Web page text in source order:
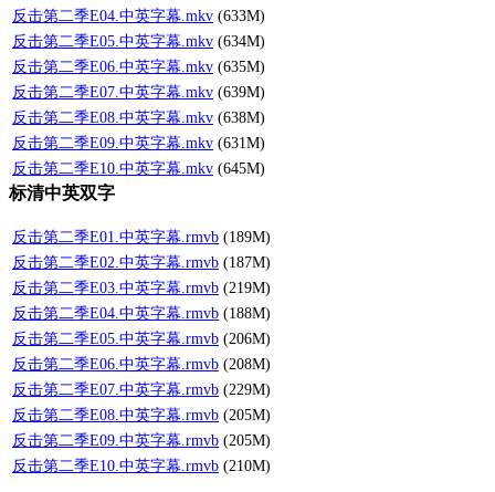
反击第二季E04.中英字幕.mkv (633M)
反击第二季E05.中英字幕.mkv (634M)
反击第二季E06.中英字幕.mkv (635M)
反击第二季E07.中英字幕.mkv (639M)
反击第二季E08.中英字幕.mkv (638M)
反击第二季E09.中英字幕.mkv (631M)
反击第二季E10.中英字幕.mkv (645M)
标清中英双字
反击第二季E01.中英字幕.rmvb (189M)
反击第二季E02.中英字幕.rmvb (187M)
反击第二季E03.中英字幕.rmvb (219M)
反击第二季E04.中英字幕.rmvb (188M)
反击第二季E05.中英字幕.rmvb (206M)
反击第二季E06.中英字幕.rmvb (208M)
反击第二季E07.中英字幕.rmvb (229M)
反击第二季E08.中英字幕.rmvb (205M)
反击第二季E09.中英字幕.rmvb (205M)
反击第二季E10.中英字幕.rmvb (210M)